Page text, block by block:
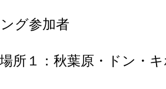
グ参加者
所１：秋葉原・ドン・